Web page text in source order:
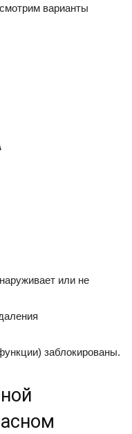
варианты
или не
заблокированы.